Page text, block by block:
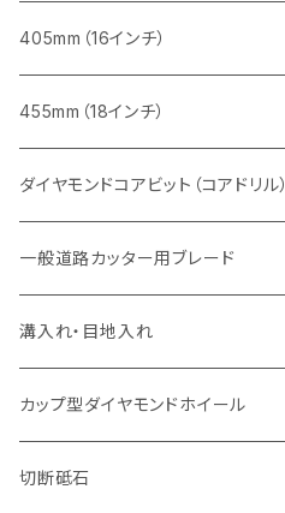
ヒューム管・U字溝切断用
FRP切断用
塩ビ管・キッチンパネル切断用
大理石
ヒューム管・U字溝切断用
鋳鉄管切断用
ヒューム管・U字溝切断用
インターロッキング切断用
鋳鉄管切断用
ヒューム管・U字溝切断用
レンガ切断用
インターロッキング切断用
鋳鉄管切断用
ヒューム管・U字溝切断用
レンガ切断用
インターロッキング切断用
一般道路カッター用
ヒューム管・U字溝切断用
アスファルト切断用
一般道路カッター用
セグメント
セグメント（特殊凹凸加工チップ
鉄筋コンクリート切断用
セグメントタイプ
コンクリート切断用
セグメント
セグメント（特殊凸凹加工チップ
ブロック切断用
セグメント
セグメント（特殊凸凹加工チップ
レンガ切断用
セグメント
セグメント（特殊凸凹加工チップ
インターロッキング切断用
セグメントタイプ
一般道路カッター用
鋳鉄管切断用
セグメントタイプ
ヒューム管・U字溝切断用
みかげ石（御影石）切断用
セグメント
セグメント（特殊凸凹加工チップ
鉄筋コンクリート切断用
セグメントタイプ
コンクリート切断用
セグメント
セグメント（特殊凸凹加工チップ
ブロック切断用
セグメント
セグメント（特殊凸凹加工チップ
レンガ切断用
セグメント
セグメント（特殊凸凹加工チップ
インターロッキング切断用
セグメントタイプ
鋳鉄管切断用
405mm（16インチ）
みかげ石（御影石）切断用
セグメントタイプ
コンクリート切断用
セグメントタイプ
一般道路カッター用
鉄筋コンクリート切断用
セグメントタイプ
インターロッキング切断用
セグメントタイプ
一般道路カッター用
鋳鉄管切断用
セグメントタイプ
ヒューム管・U字溝切断用
455mm（18インチ）
道路コンクリート切断用
道路アスファルト切断用
ダイヤモンドコアビット（コアドリル）
Aロット
有効長 250mm
有効長 370mm
Ｃロット
有効長 250mm
M27
有効長 250mm
一般道路カッター用ブレード
道路（アスファルト用）
255mm（10インチ）
305mm（12インチ）
道路（コンクリート舗装面）
255mm（10インチ）
道路（アス・コン兼用）
溝入れ・目地入れ
V型チップ
ストレート型チップ
カップ型ダイヤモンドホイール
100mm（4インチ）
切断砥石